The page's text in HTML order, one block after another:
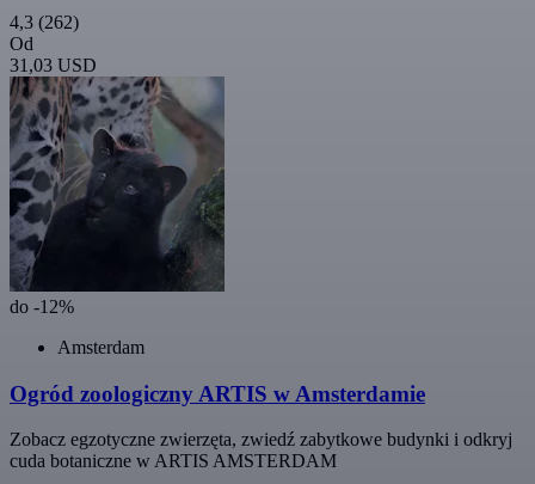
4,3 (262)
Od
31,03 USD
do -12%
Amsterdam
Ogród zoologiczny ARTIS w Amsterdamie
Zobacz egzotyczne zwierzęta, zwiedź zabytkowe budynki i odkryj
cuda botaniczne w ARTIS AMSTERDAM